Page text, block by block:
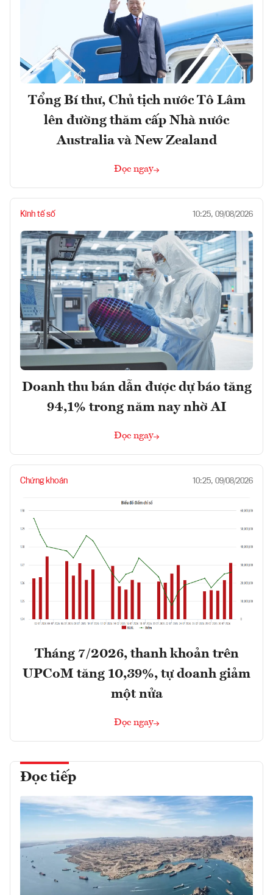
Tổng Bí thư, Chủ tịch nước Tô Lâm
lên đường thăm cấp Nhà nước
Australia và New Zealand
Đọc ngay
Kinh tế số 10:25, 09/08/2026
Doanh thu bán dẫn được dự báo tăng
94,1% trong năm nay nhờ AI
Đọc ngay
Chứng khoán 10:25, 09/08/2026
Tháng 7/2026, thanh khoản trên
UPCoM tăng 10,39%, tự doanh giảm
một nửa
Đọc ngay
Đọc tiếp